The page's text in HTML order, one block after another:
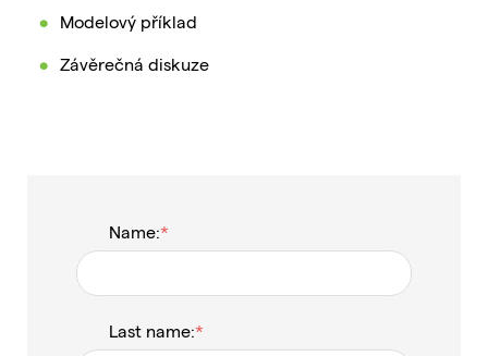
Modelový příklad
Závěrečná diskuze
Name:
Last name: